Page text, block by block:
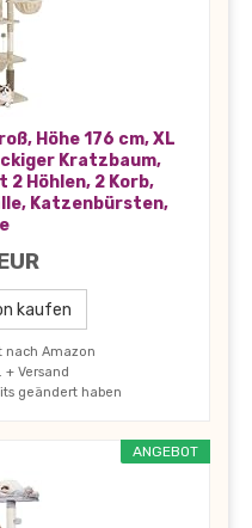
Höhe 176 cm, XL
Kratzbaum,
Höhlen, 2 Korb,
Katzenbürsten,
kaufen
nach Amazon
+ Versand
geändert haben
ANGEBOT